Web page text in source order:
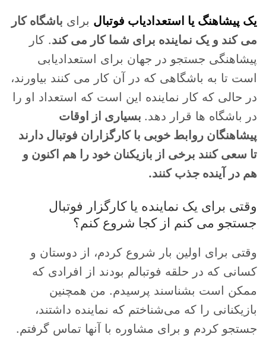
یک پیشاهنگ یا استعدادیاب فوتبال برای باشگاه کار
می کند و یک نماینده برای شما کار می کند. کار
پیشاهنگی جستجو در جهان برای استعدادیابی
است تا به باشگاهی که در آن کار می کنند بیاورند،
در حالی که کار نماینده این است که استعداد او را
در باشگاه ها قرار دهد. بسیاری از اوقات
پیشاهنگان روابط خوبی با کارگزاران فوتبال دارند
تا سعی کنند برخی از بازیکنان خود را هم اکنون و
هم در آینده جذب کنند.
وقتی برای یک نماینده یا کارگزار فوتبال
جستجو می کنم از کجا شروع کنم؟
وقتی برای اولین بار شروع کردم، از دوستان و
کسانی که در حلقه فوتبالم بودند از افرادی که
ممکن است بشناسند پرسیدم. من همچنین
بازیکنانی را که می‌شناختم که نماینده داشتند،
جستجو کردم و برای مشاوره با آنها تماس گرفتم.